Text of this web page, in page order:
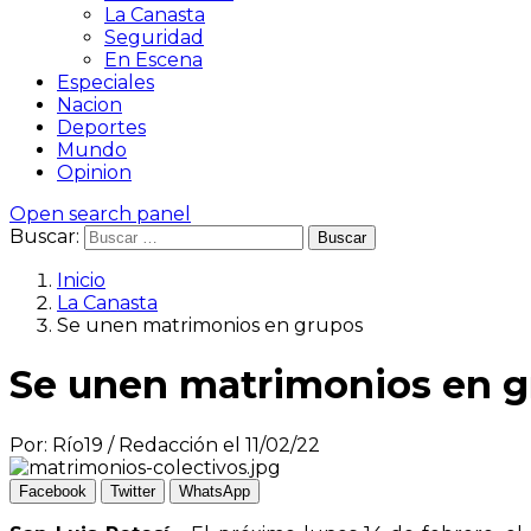
La Canasta
Seguridad
En Escena
Especiales
Nacion
Deportes
Mundo
Opinion
Open search panel
Buscar:
Inicio
La Canasta
Se unen matrimonios en grupos
Se unen matrimonios en
Por: Río19 / Redacción el 11/02/22
Facebook Twitter WhatsApp